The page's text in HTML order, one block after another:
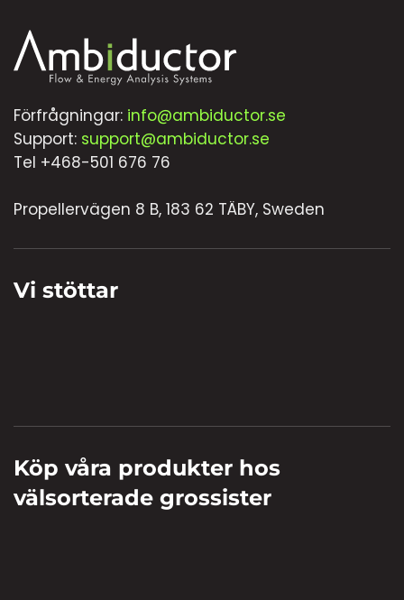
Förfrågningar: info@ambiductor.se
Support: support@ambiductor.se
Tel +468-501 676 76
Propellervägen 8 B, 183 62 TÄBY, Sweden
Vi stöttar
Köp våra produkter hos
välsorterade grossister